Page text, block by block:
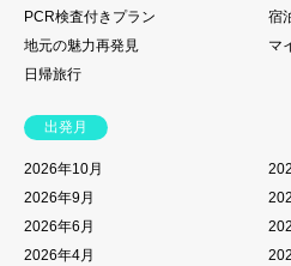
PCR検査付きプラン
宿
地元の魅力再発見
マ
日帰旅行
出発月
2026年10月
2026年9月
2026年6月
2026年4月